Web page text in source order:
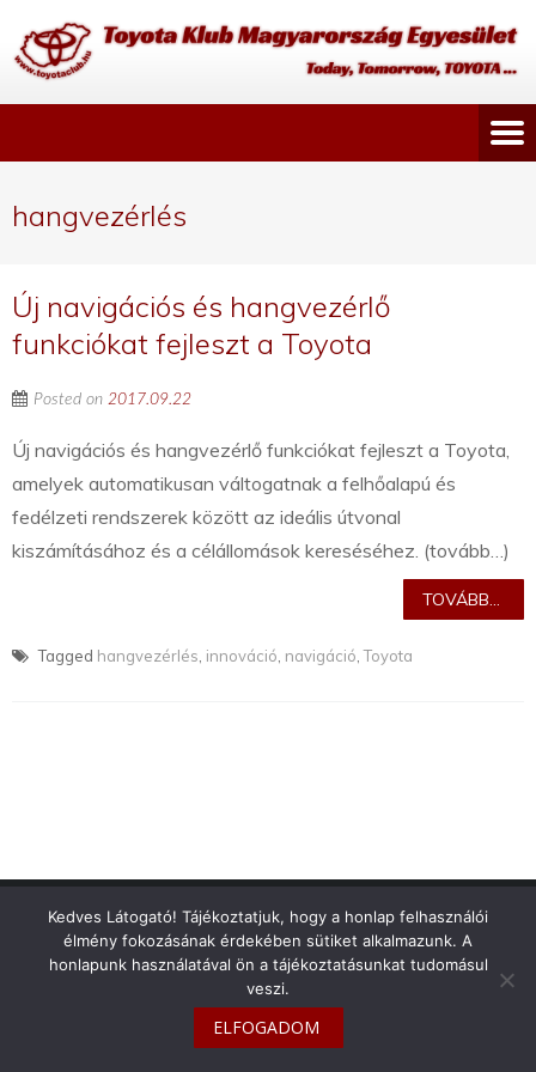
hangvezérlés
Új navigációs és hangvezérlő
funkciókat fejleszt a Toyota
Posted on 2017.09.22
Új navigációs és hangvezérlő funkciókat fejleszt a Toyota,
amelyek automatikusan váltogatnak a felhőalapú és
fedélzeti rendszerek között az ideális útvonal
kiszámításához és a célállomások kereséséhez. (tovább…)
TOVÁBB...
Tagged hangvezérlés innováció navigáció ,Toyota
Copyright © 2026Toyota Klub Magyarország
Kedves Látogató! Tájékoztatjuk, hogy a honlap felhasználói
élmény fokozásának érdekében sütiket alkalmazunk. A
honlapunk használatával ön a tájékoztatásunkat tudomásul
veszi.
ELFOGADOM